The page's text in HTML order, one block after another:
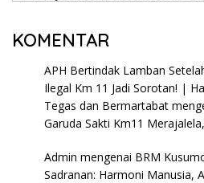
KOMENTAR
APH Bertindak Lamban
Ilegal Km 11 Jadi Sorotan! |
Tegas dan Bermartabat
Garuda Sakti Km11
Admin mengenai BRM
Sadranan: Harmoni Manusia,